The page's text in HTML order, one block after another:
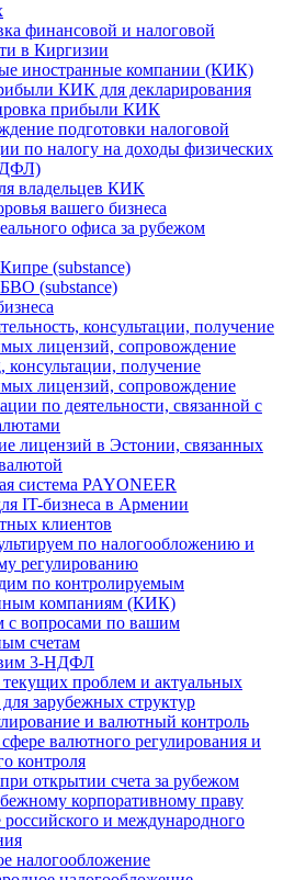
финансовой и налоговой
в Киргизии
иностранные компании (КИК)
КИК для декларирования
прибыли КИК
подготовки налоговой
по налогу на доходы физических
владельцев КИК
вашего бизнеса
офиса за рубежом
(substance)
(substance)
консультации, получение
лицензий, сопровождение
консультации, получение
лицензий, сопровождение
по деятельности, связанной с
лицензий в Эстонии, связанных
система PAYONEER
IT-бизнеса в Армении
клиентов
по налогообложению и
регулированию
по контролируемым
компаниям (КИК)
вопросами по вашим
счетам
3-НДФЛ
текущих проблем и актуальных
зарубежных структур
и валютный контроль
валютного регулирования и
контроля
открытии счета за рубежом
корпоративному праву
российского и международного
налогообложение